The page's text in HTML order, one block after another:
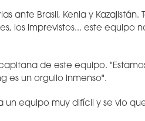
ante Brasil, Kenia y
los imprevistos... este equipo
de este equipo.
es un orgullo inmenso".
un equipo muy difícil y se vio